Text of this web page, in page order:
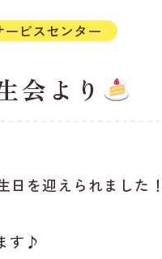
ービスセンター
会より
日を迎えられました！
す♪